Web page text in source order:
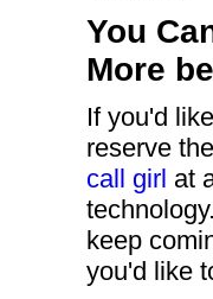
You
More
If you'd
reserve
call girl at
keep
you'd like